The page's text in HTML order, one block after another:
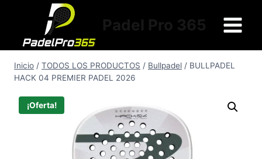
contenido
Inicio / TODOS LOS PRODUCTOS / Bullpadel / BULLPADEL
HACK 04 PREMIER PADEL 2026
¡Oferta!